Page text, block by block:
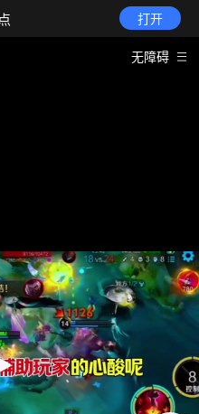
打开
无障碍